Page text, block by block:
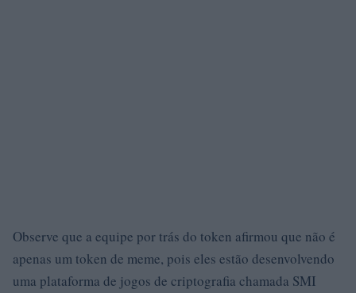
Observe que a equipe por trás do token afirmou que não é
apenas um token de meme, pois eles estão desenvolvendo
uma plataforma de jogos de criptografia chamada SMI